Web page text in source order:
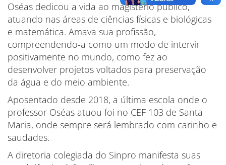
Oséas dedicou a vida ao magistério público,
atuando nas áreas de ciências físicas e biológicas
e matemática. Amava sua profissão,
compreendendo-a como um modo de intervir
positivamente no mundo, como fez ao
desenvolver projetos voltados para preservação
da água e do meio ambiente.
Aposentado desde 2018, a última escola onde o
professor Oséas atuou foi no CEF 103 de Santa
Maria, onde sempre será lembrado com carinho e
saudades.
A diretoria colegiada do Sinpro manifesta suas